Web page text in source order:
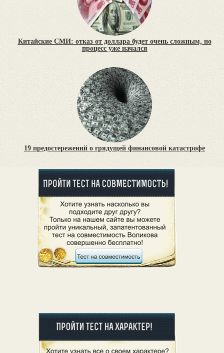
Китайские СМИ: отказ от доллара будет очень сложным, но
процесс уже начался
19 предостережений о грядущей финансовой катастрофе